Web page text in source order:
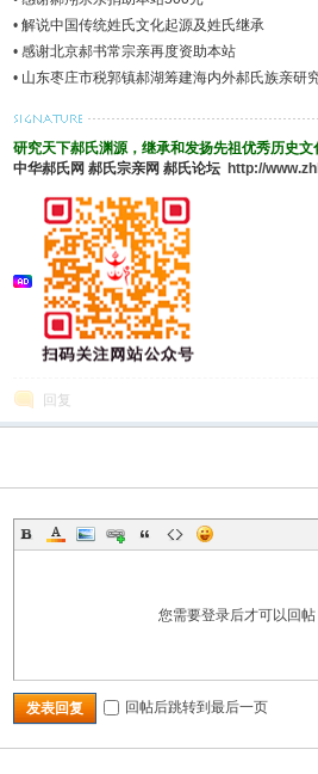
• 解说中国传统姓氏文化起源及姓氏继承
• 感谢北京郝书常宗亲再度资助本站
• 山东枣庄市税郭镇郝湖筹建海内外郝氏族亲研
研究天下郝氏渊源，继承和发扬先祖优秀历史
中华郝氏网 郝氏宗亲网 郝氏论坛 http://
回复
您需要登录后才可以回帖
发表回复 回帖后跳转到最后一页